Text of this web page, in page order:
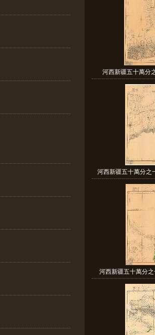
河西新疆五十萬分
河西新疆五十萬分之
河西新疆五十萬分